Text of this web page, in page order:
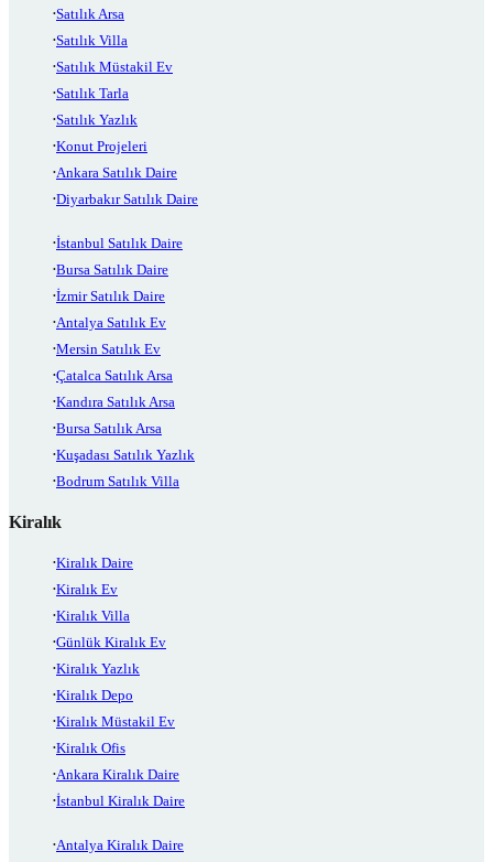
Satılık Arsa
Satılık Villa
Satılık Müstakil Ev
Satılık Tarla
Satılık Yazlık
Konut Projeleri
Ankara Satılık Daire
Diyarbakır Satılık Daire
İstanbul Satılık Daire
Bursa Satılık Daire
İzmir Satılık Daire
Antalya Satılık Ev
Mersin Satılık Ev
Çatalca Satılık Arsa
Kandıra Satılık Arsa
Bursa Satılık Arsa
Kuşadası Satılık Yazlık
Bodrum Satılık Villa
Kiralık
Kiralık Daire
Kiralık Ev
Kiralık Villa
Günlük Kiralık Ev
Kiralık Yazlık
Kiralık Depo
Kiralık Müstakil Ev
Kiralık Ofis
Ankara Kiralık Daire
İstanbul Kiralık Daire
Antalya Kiralık Daire